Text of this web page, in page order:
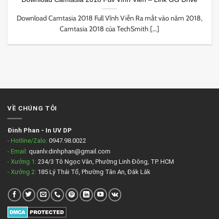
Download Camtasia 2018 Full Vĩnh Viễn Ra mắt vào năm 2018,
Camtasia 2018 của TechSmith [...]
VỀ CHÚNG TÔI
Đinh Phan - In UV DP
- Hotline/Zalo: 0947.98.0022
- Email: quanlv.dinhphan@gmail.com
- Xưởng 1: 234/3 Tô Ngọc Vân, Phường Linh Đông, TP. HCM
- Xưởng 2: 185 Lý Thái Tổ, Phường Tân An, Đắk Lắk